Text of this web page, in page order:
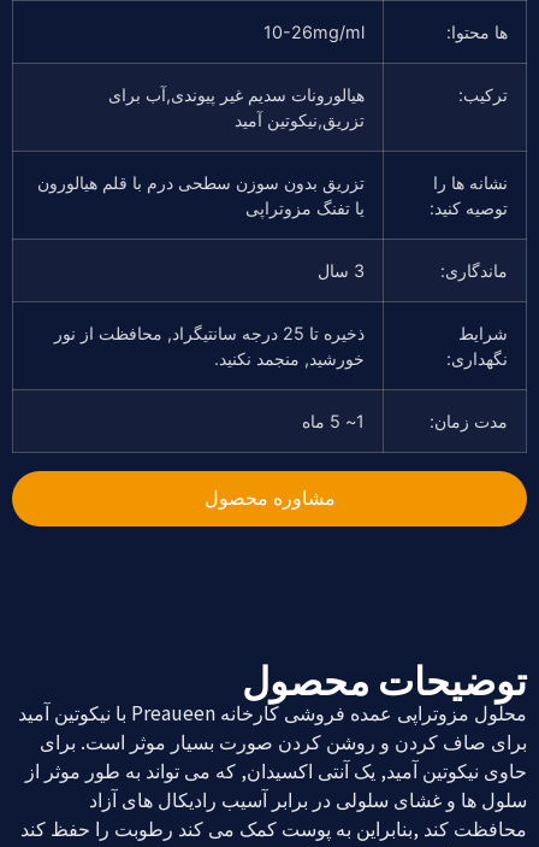
ها محتوا: 10-26mg/ml
ترکیب:
هیالورونات سدیم غیر پیوندی,آب برای
تزریق,نیکوتین آمید
نشانه ها را
توصیه کنید:
تزریق بدون سوزن سطحی درم با قلم هیالورون
یا تفنگ مزوتراپی
ماندگاری: 3 سال
شرایط
نگهداری:
ذخیره تا 25 درجه سانتیگراد, محافظت از نور
خورشید, منجمد نکنید.
مدت زمان: 1~ 5 ماه
مشاوره محصول
توضیحات محصول
محلول مزوتراپی عمده فروشی کارخانه Preaueen با نیکوتین آمید
برای صاف کردن و روشن کردن صورت بسیار موثر است. برای
حاوی نیکوتین آمید, یک آنتی اکسیدان, که می تواند به طور موثر از
سلول ها و غشای سلولی در برابر آسیب رادیکال های آزاد
محافظت کند ,بنابراین به پوست کمک می کند رطوبت را حفظ کند